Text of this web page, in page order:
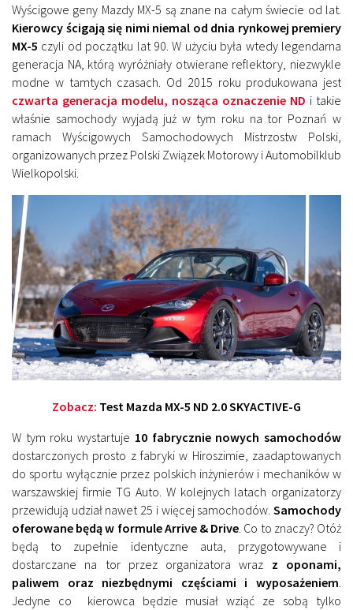
Wyścigowe geny Mazdy MX-5 są znane na całym świecie od lat.
Kierowcy ścigają się nimi niemal od dnia rynkowej premiery
MX-5 czyli od początku lat 90. W użyciu była wtedy legendarna
generacja NA, którą wyróżniały otwierane reflektory, niezwykle
modne w tamtych czasach. Od 2015 roku produkowana jest
czwarta generacja modelu, nosząca oznaczenie ND i takie
właśnie samochody wyjadą już w tym roku na tor Poznań w
ramach Wyścigowych Samochodowych Mistrzostw Polski,
organizowanych przez Polski Związek Motorowy i Automobilklub
Wielkopolski.
Zobacz: Test Mazda MX-5 ND 2.0 SKYACTIVE-G
W tym roku wystartuje 10 fabrycznie nowych samochodów
dostarczonych prosto z fabryki w Hiroszimie, zaadaptowanych
do sportu wyłącznie przez polskich inżynierów i mechaników w
warszawskiej firmie TG Auto. W kolejnych latach organizatorzy
przewidują udział nawet 25 i więcej samochodów. Samochody
oferowane będą w formule Arrive & Drive. Co to znaczy? Otóż
będą to zupełnie identyczne auta, przygotowywane i
dostarczane na tor przez organizatora wraz z oponami,
paliwem oraz niezbędnymi częściami i wyposażeniem.
Jedyne co kierowca będzie musiał wziąć ze sobą tylko